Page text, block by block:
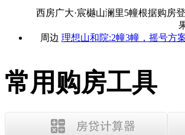
西房广大·宸樾山澜里5幢根据购房
周边 理想山和院:2幢3幢，摇号方
常用购房工具